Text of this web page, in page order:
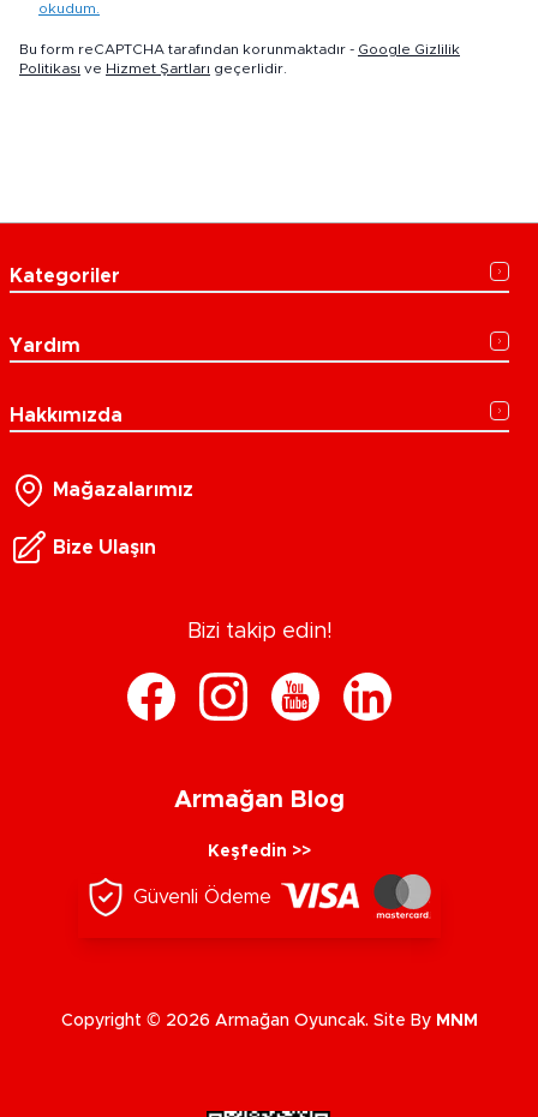
okudum.
Bu form reCAPTCHA tarafından korunmaktadır - Google Gizlilik
Politikası ve Hizmet Şartları geçerlidir.
Kategoriler
Yardım
Hakkımızda
Mağazalarımız
Bize Ulaşın
Bizi takip edin!
Armağan Blog
Keşfedin >>
Güvenli Ödeme
Copyright © 2026 Armağan Oyuncak. Site By MNM